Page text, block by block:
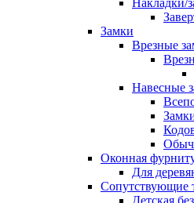
Замки
Врезные
Навесные
Оконная
Для
Сопутствующие
Детская